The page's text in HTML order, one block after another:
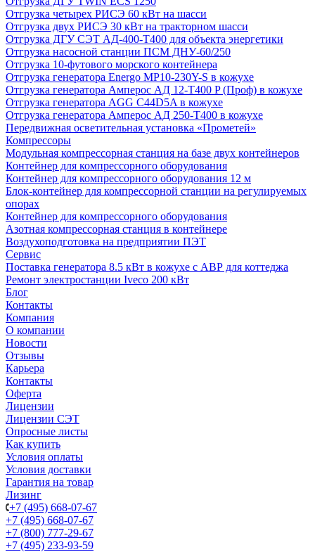
Отгрузка четырех РИСЭ 60 кВт на шасси
Отгрузка двух РИСЭ 30 кВт на тракторном шасси
Отгрузка ДГУ СЭТ АД-400-Т400 для объекта энергетики
Отгрузка насосной станции ПСМ ДНУ-60/250
Отгрузка 10-футового морского контейнера
Отгрузка генератора Energo MP10-230Y-S в кожухе
Отгрузка генератора Амперос АД 12-Т400 P (Проф) в кожухе
Отгрузка генератора AGG C44D5A в кожухе
Отгрузка генератора Амперос АД 250-Т400 в кожухе
Передвижная осветительная установка «Прометей»
Компрессоры
Модульная компрессорная станция на базе двух контейнеров
Контейнер для компрессорного оборудования
Контейнер для компрессорного оборудования 12 м
Блок-контейнер для компрессорной станции на регулируемых
опорах
Контейнер для компрессорного оборудования
Азотная компрессорная станция в контейнере
Воздухоподготовка на предприятии ПЭТ
Сервис
Поставка генератора 8.5 кВт в кожухе с АВР для коттеджа
Ремонт электростанции Iveco 200 кВт
Блог
Контакты
Компания
О компании
Новости
Отзывы
Карьера
Контакты
Оферта
Лицензии
Лицензии СЭТ
Опросные листы
Как купить
Условия оплаты
Условия доставки
Гарантия на товар
Лизинг
+7 (495) 668-07-67
+7 (495) 668-07-67
+7 (800) 777-29-67
+7 (495) 233-93-59